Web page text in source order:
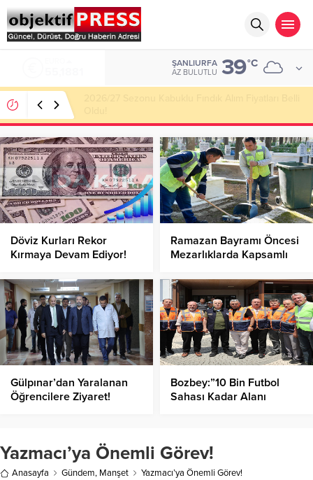
ŞANLIURFA
AZ BULUTLU 39°C
Döviz Kurları Rekor
Kırmaya Devam Ediyor!
Görüyor?
Ramazan Bayramı Öncesi
Mezarlıklarda Kapsamlı
Gülpınar’dan Yaralanan
Öğrencilere Ziyaret!
Bozbey:”10 Bin Futbol
Sahası Kadar Alanı
Yazmacı’ya Önemli Görev!
Anasayfa Gündem, Manşet Yazmacı’ya Önemli Görev!